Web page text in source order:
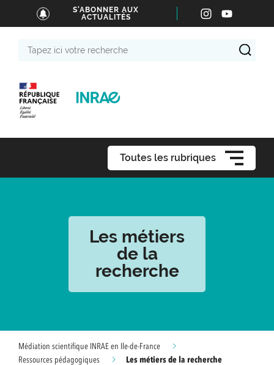
S'ABONNER AUX
ACTUALITÉS
Toutes les rubriques
Les métiers
de la
recherche
Médiation scientifique INRAE en Ile-de-France
Ressources pédagogiques
Les métiers de la recherche